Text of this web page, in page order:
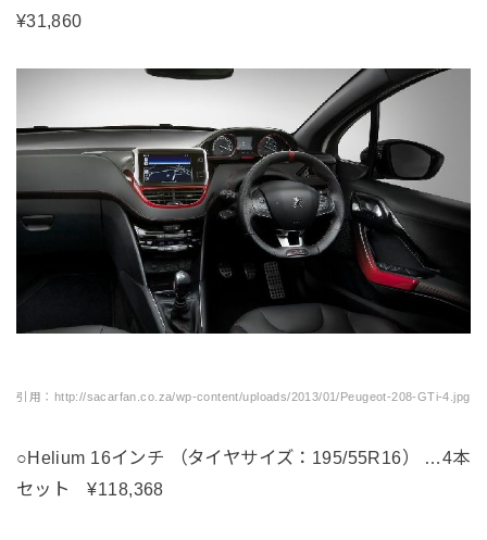
¥31,860
引用：http://sacarfan.co.za/wp-content/uploads/2013/01/Peugeot-208-GTi-4.jpg
○Helium 16インチ （タイヤサイズ：195/55R16） …4本
セット ¥118,368